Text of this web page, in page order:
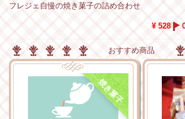
フレジェ自慢の焼き菓子の詰め合わせ
¥ 528
おすすめ商品
焼き菓子